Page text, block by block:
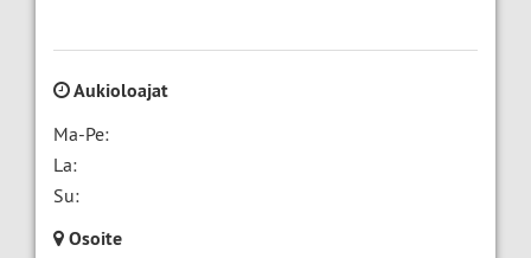
Aukioloajat
Ma-Pe:
La:
Su:
Osoite